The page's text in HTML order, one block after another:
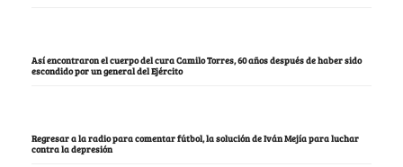
Así encontraron el cuerpo del cura Camilo Torres, 60 años después de haber sido
escondido por un general del Ejército
Regresar a la radio para comentar fútbol, la solución de Iván Mejía para luchar
contra la depresión